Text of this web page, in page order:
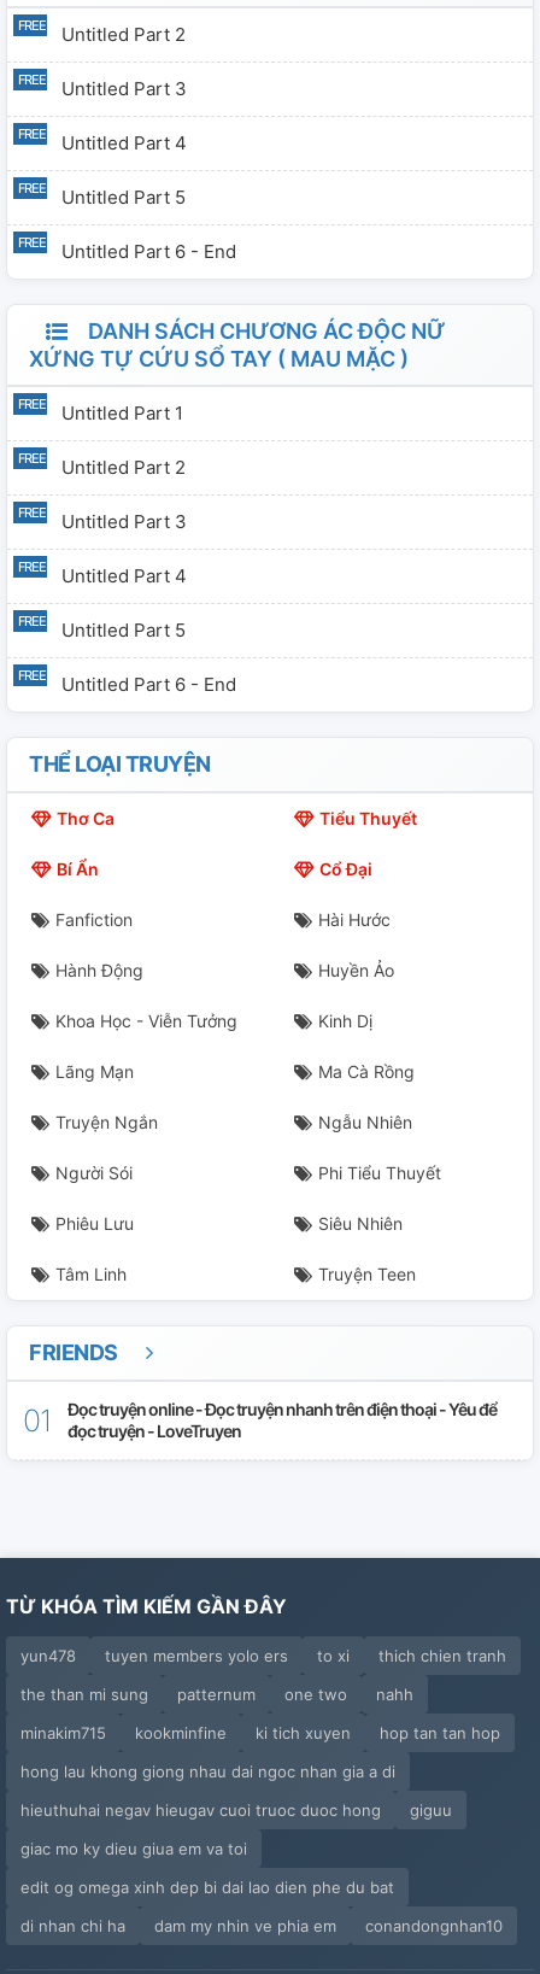
Untitled Part 2
Untitled Part 3
Untitled Part 4
Untitled Part 5
Untitled Part 6 - End
DANH SÁCH CHƯƠNG ÁC ĐỘC NỮ
XỨNG TỰ CỨU SỔ TAY ( MAU MẶC )
Untitled Part 1
Untitled Part 2
Untitled Part 3
Untitled Part 4
Untitled Part 5
Untitled Part 6 - End
THỂ LOẠI TRUYỆN
Thơ Ca Tiểu Thuyết
Bí Ẩn Cổ Đại
Fanfiction Hài Hước
Hành Động Huyền Ảo
Khoa Học - Viễn Tưởng Kinh Dị
Lãng Mạn Ma Cà Rồng
Truyện Ngắn Ngẫu Nhiên
Người Sói Phi Tiểu Thuyết
Phiêu Lưu Siêu Nhiên
Tâm Linh Truyện Teen
FRIENDS
Đọc truyện online - Đọc truyện nhanh trên điện thoại - Yêu để
đọc truyện - LoveTruyen
TỪ KHÓA TÌM KIẾM GẦN ĐÂY
yun478 tuyen members yolo ers to xi
thich chien tranh
the than mi sung
patternum one two
nahh
minakim715
kookminfine ki tich xuyen
hop tan tan hop
hong lau khong giong nhau dai ngoc nhan gia a di
hieuthuhai negav hieugav cuoi truoc duoc hong
giguu
giac mo ky dieu giua em va toi
edit og omega xinh dep bi dai lao dien phe du bat
di nhan chi ha
dam my nhin ve phia em conandongnhan10